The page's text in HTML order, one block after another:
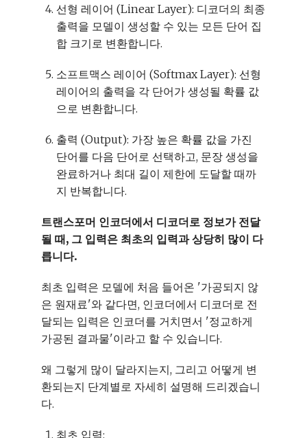
선형 레이어 (Linear Layer): 디코더의 최종
출력을 모델이 생성할 수 있는 모든 단어 집
합 크기로 변환합니다.
소프트맥스 레이어 (Softmax Layer): 선형
레이어의 출력을 각 단어가 생성될 확률 값
으로 변환합니다.
출력 (Output): 가장 높은 확률 값을 가진
단어를 다음 단어로 선택하고, 문장 생성을
완료하거나 최대 길이 제한에 도달할 때까
지 반복합니다.
트랜스포머 인코더에서 디코더로 정보가 전달
될 때, 그 입력은 최초의 입력과 상당히 많이 다
릅니다.
최초 입력은 모델에 처음 들어온 '가공되지 않
은 원재료'와 같다면, 인코더에서 디코더로 전
달되는 입력은 인코더를 거치면서 '정교하게
가공된 결과물'이라고 할 수 있습니다.
왜 그렇게 많이 달라지는지, 그리고 어떻게 변
환되는지 단계별로 자세히 설명해 드리겠습니
다.
최초 입력: